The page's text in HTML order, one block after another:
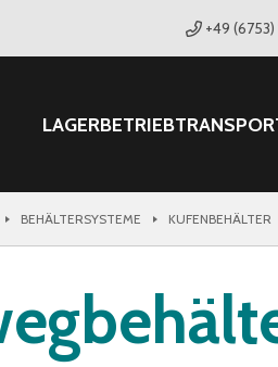
+49 (6753)
LAGERBETRIEB
BEHÄLTERSYSTEME KUFENBEHÄLTER